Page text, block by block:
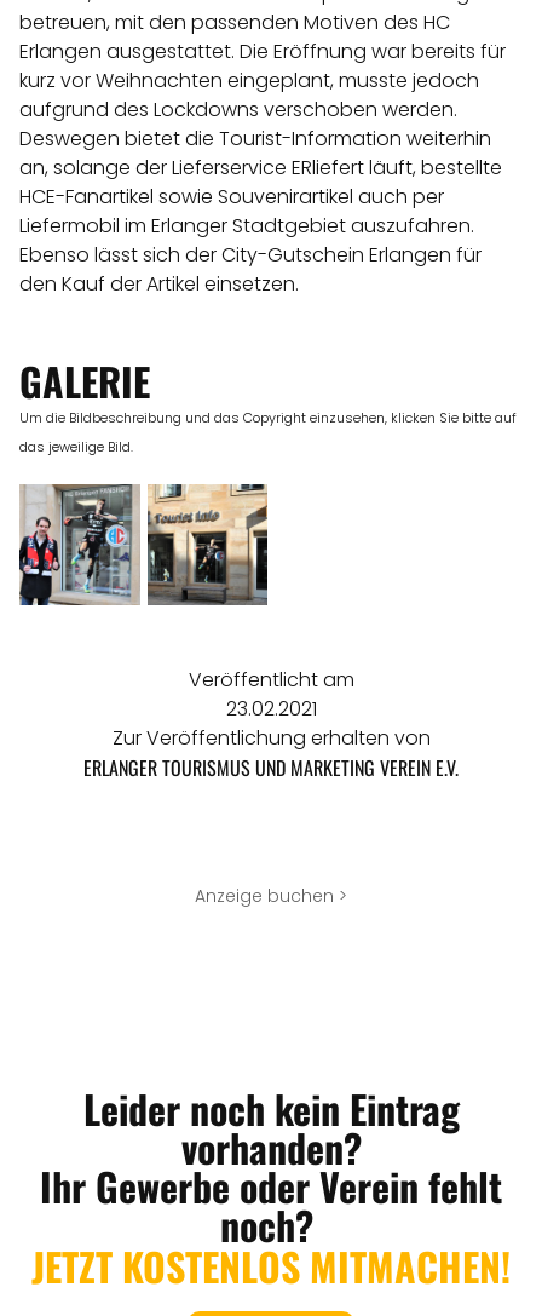
betreuen, mit den passenden Motiven des HC
Erlangen ausgestattet. Die Eröffnung war bereits für
kurz vor Weihnachten eingeplant, musste jedoch
aufgrund des Lockdowns verschoben werden.
Deswegen bietet die Tourist-Information weiterhin
an, solange der Lieferservice ERliefert läuft, bestellte
HCE-Fanartikel sowie Souvenirartikel auch per
Liefermobil im Erlanger Stadtgebiet auszufahren.
Ebenso lässt sich der City-Gutschein Erlangen für
den Kauf der Artikel einsetzen.
GALERIE
Um die Bildbeschreibung und das Copyright einzusehen, klicken Sie bitte auf
das jeweilige Bild.
Veröffentlicht am
23.02.2021
Zur Veröffentlichung erhalten von
ERLANGER TOURISMUS UND MARKETING VEREIN E.V.
Anzeige buchen >
Leider noch kein Eintrag
vorhanden?
Ihr Gewerbe oder Verein fehlt
noch?
JETZT KOSTENLOS MITMACHEN!